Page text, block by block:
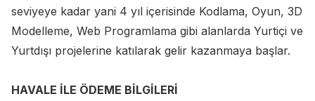
seviyeye kadar yani 4 yıl içerisinde Kodlama, Oyun, 3D
Modelleme, Web Programlama gibi alanlarda Yurtiçi ve
Yurtdışı projelerine katılarak gelir kazanmaya başlar.
HAVALE İLE ÖDEME BİLGİLERİ